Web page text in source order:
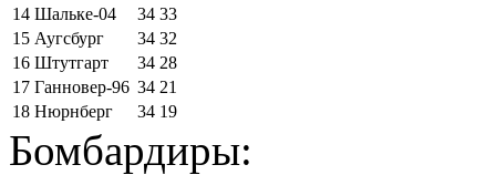
14 Шальке-04 34 33
15 Аугсбург 34 32
16 Штутгарт 34 28
17 Ганновер-96 34 21
18 Нюрнберг 34 19
Бомбардиры: